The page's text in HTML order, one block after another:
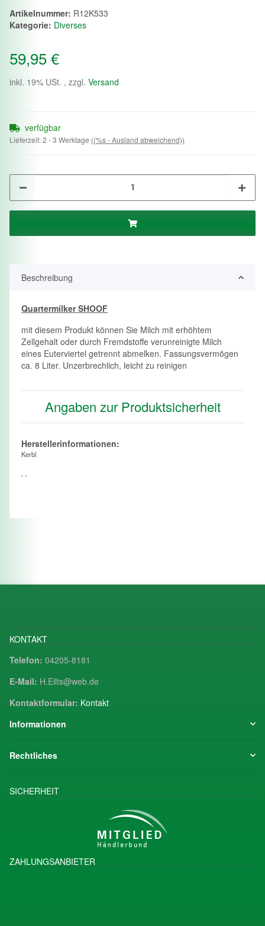
Artikelnummer: R12K533
Kategorie: Diverses
59,95 €
inkl. 19% USt. , zzgl. Versand
verfügbar
Lieferzeit:2 - 3 Werktage ((%s - Ausland abweichend))
Beschreibung
Quartermilker SHOOF
mit diesem Produkt können Sie Milch mit erhöhtem
Zellgehalt oder durch Fremdstoffe verunreinigte Milch
eines Euterviertel getrennt abmelken. Fassungsvermögen
ca. 8 Liter. Unzerbrechlich, leicht zu reinigen
Angaben zur Produktsicherheit
Herstellerinformationen:
Kerbl
, ,
KONTAKT
Telefon: 04205-8181
E-Mail: H.Eilts@web.de
Kontaktformular: Kontakt
Informationen
Rechtliches
SICHERHEIT
ZAHLUNGSANBIETER